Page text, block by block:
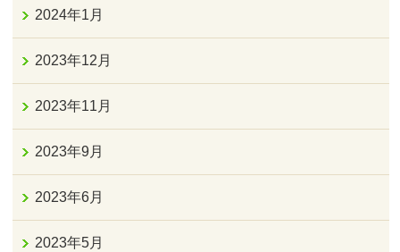
2024年1月
2023年12月
2023年11月
2023年9月
2023年6月
2023年5月